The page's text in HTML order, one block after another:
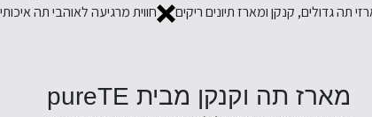
חווית מרגיעה לאוהבי תה איכותי
מארז תה וקנקן מבית pureTE